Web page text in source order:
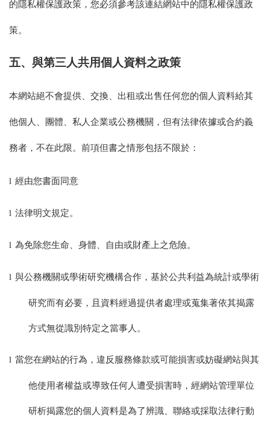
的隱私權保護政策，您必須參考該連結網站中的隱私權保護政
策。
五、與第三人共用個人資料之政策
本網站絕不會提供、交換、出租或出售任何您的個人資料給其
他個人、團體、私人企業或公務機關，但有法律依據或合約義
務者，不在此限。前項但書之情形包括不限於：
l 經由您書面同意
l 法律明文規定。
l 為免除您生命、身體、自由或財產上之危險。
l 與公務機關或學術研究機構合作，基於公共利益為統計或學術
研究而有必要，且資料經過提供者處理或蒐集著依其揭露
方式無從識別特定之當事人。
l 當您在網站的行為，違反服務條款或可能損害或妨礙網站與其
他使用者權益或導致任何人遭受損害時，經網站管理單位
研析揭露您的個人資料是為了辨識、聯絡或採取法律行動